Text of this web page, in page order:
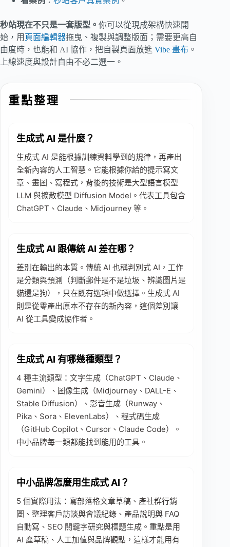
秒站現在不只是一套版型。 你可以從現成架構快速開
始，用 頁面編輯器拖曳、複製與調整版面；需要更高自
由度時，也能和 AI 協作，把自製頁面放進 Vibe 畫布 。
上線速度與設計自由不必二選一。
重點整理
生成式 AI 是什麼？
生成式 AI 是能根據訓練資料學到的規律，再產出
全新內容的人工智慧。它能根據你給的提示寫文
章、畫圖、寫程式，背後的技術是大型語言模型
LLM 與擴散模型 Diffusion Model。代表工具包含
ChatGPT、Claude、Midjourney 等。
生成式 AI 跟傳統 AI 差在哪？
差別在輸出的本質。傳統 AI 也稱判別式 AI，工作
是分類與預測（判斷郵件是不是垃圾、辨識圖片是
貓還是狗），只在既有選項中做選擇。生成式 AI
則是從零產出原本不存在的新內容，這個差別讓
AI 從工具變成協作者。
生成式 AI 有哪幾種類型？
4 種主流類型：文字生成（ChatGPT、Claude、
Gemini）、圖像生成（Midjourney、DALL-E、
Stable Diffusion）、影音生成（Runway、
Pika、Sora、ElevenLabs）、程式碼生成
（GitHub Copilot、Cursor、Claude Code）。
中小品牌每一類都能找到能用的工具。
中小品牌怎麼用生成式 AI？
5 個實際用法：寫部落格文章草稿、產社群行銷
圖、整理客戶訪談與會議紀錄、產品說明與 FAQ
自動寫、SEO 關鍵字研究與標題生成。重點是用
AI 產草稿、人工加值與品牌觀點，這樣才能用有